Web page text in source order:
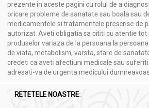
Extern: soluţie diluată în apă fiartă şi răcită în
pentru aplicaţii locale directe în ureche (câte
3 ori pe zi) şi aplicaţii locale sub formă de
A nu se lăsa la îndemâna şi la vederea
A se păstra la temperatura camerei, la loc
lumina directă a soarelui.
Contraindicat copiilor, femeilor însărcinate
prezente in aceste pagini cu rolul de a
oricare probleme de sanatate sau boala sau
medicamentele si tratamentele prescrise de
autorizat. Aveti obligatia sa cititi cu atentie tot
produselor variaza de la persoana la
de viata, metabolism, varsta, stare de
credeti ca aveti afectiuni medicale sau suferiti
adresati-va de urgenta medicului
RETETELE NOASTRE: